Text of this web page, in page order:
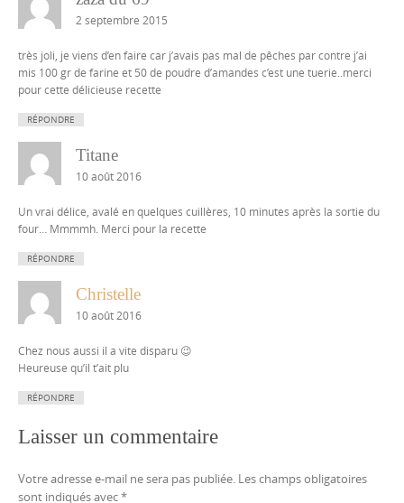
2 septembre 2015
très joli, je viens d’en faire car j’avais pas mal de pêches par contre j’ai
mis 100 gr de farine et 50 de poudre d’amandes c’est une tuerie..merci
pour cette délicieuse recette
RÉPONDRE
Titane
10 août 2016
Un vrai délice, avalé en quelques cuillères, 10 minutes après la sortie du
four… Mmmmh. Merci pour la recette
RÉPONDRE
Christelle
10 août 2016
Chez nous aussi il a vite disparu 😉
Heureuse qu’il t’ait plu
RÉPONDRE
Laisser un commentaire
Votre adresse e-mail ne sera pas publiée. Les champs obligatoires
sont indiqués avec*